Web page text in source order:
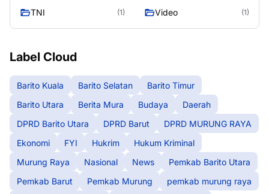
TNI (1) Video (1)
Label Cloud
Barito Kuala Barito Selatan
Barito Timur
Barito Utara
Berita Mura Budaya
Daerah
DPRD Barito Utara
DPRD Barut
DPRD MURUNG RAYA
Ekonomi
FYI Hukrim
Hukum Kriminal
Murung Raya
Nasional News
Pemkab Barito Utara
Pemkab Barut
Pemkab Murung
pemkab murung raya